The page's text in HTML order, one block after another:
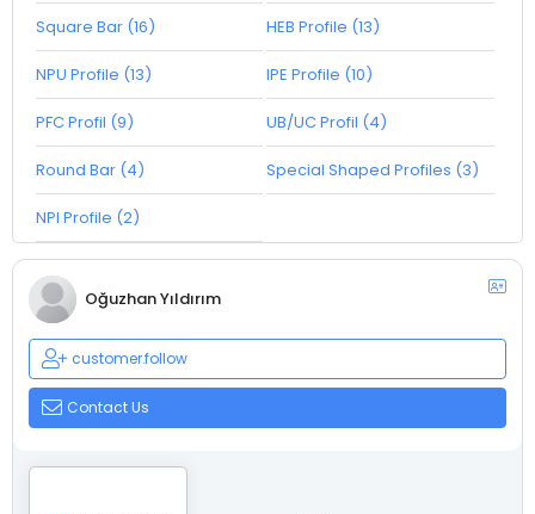
Square Bar (16) HEB Profile (13)
NPU Profile (13) IPE Profile (10)
PFC Profil (9) UB/UC Profil (4)
Round Bar (4) Special Shaped Profiles (3)
NPI Profile (2)
Oğuzhan Yıldırım
customer.follow
Contact Us